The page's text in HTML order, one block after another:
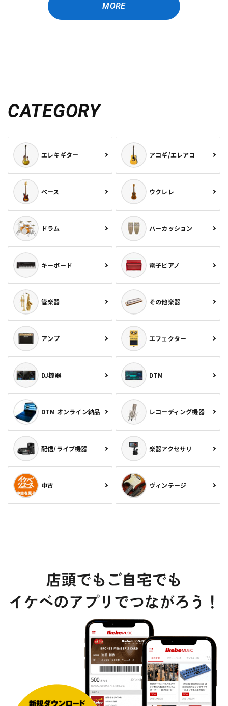
MORE
CATEGORY
エレキギター アコギ/エレアコ
ベース ウクレレ
ドラム パーカッション
キーボード 電子ピアノ
管楽器 その他楽器
アンプ エフェクター
DJ機器 DTM
DTM オンライン納品 レコーディング機器
配信/ライブ機器 楽器アクセサリ
中古 ヴィンテージ